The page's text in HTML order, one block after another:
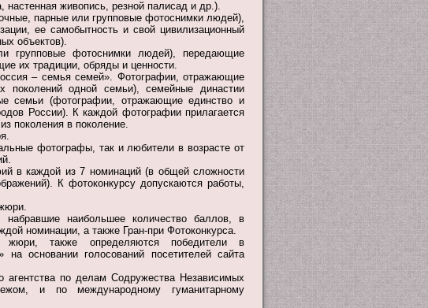
настенная живопись, резной палисад и др.).
парные или групповые фотоснимки людей),
ее самобытность и свой цивилизационный
объектов).
групповые фотоснимки людей), передающие
их традиции, обряды и ценности.
– семья семей». Фотографии, отражающие
поколений одной семьи), семейные династии
семьи (фотографии, отражающие единство и
России). К каждой фотографии прилагается
поколения в поколение.
фотографы, так и любители в возрасте от
в каждой из 7 номинаций (в общей сложности
К фотоконкурсу допускаются работы,
наибольшее количество баллов, в
номинации, а также Гран-при Фотоконкурса.
жюри, также определяются победители в
на основании голосований посетителей сайта
по делам Содружества Независимых
и по международному гуманитарному